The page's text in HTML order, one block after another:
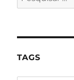
por:
TAGS